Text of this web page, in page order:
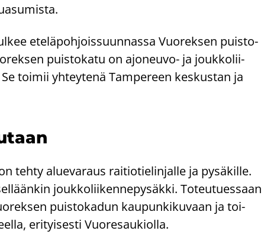
ete­lä­poh­jois­suun­nas­sa Vuo­rek­sen puis­to­
puis­to­ka­tu on ajoneuvo-​ ja jouk­ko­lii­
toi­mii yh­tey­te­nä Tam­pe­reen kes­kus­tan ja
tehty alue­va­raus rai­tio­tie­lin­jal­le ja py­sä­kil­le.
jouk­ko­lii­ken­ne­py­säk­ki. To­teu­tues­saan
puis­to­ka­dun kau­pun­ki­ku­vaan ja toi­
eri­tyi­ses­ti Vuo­re­sau­kiol­la.